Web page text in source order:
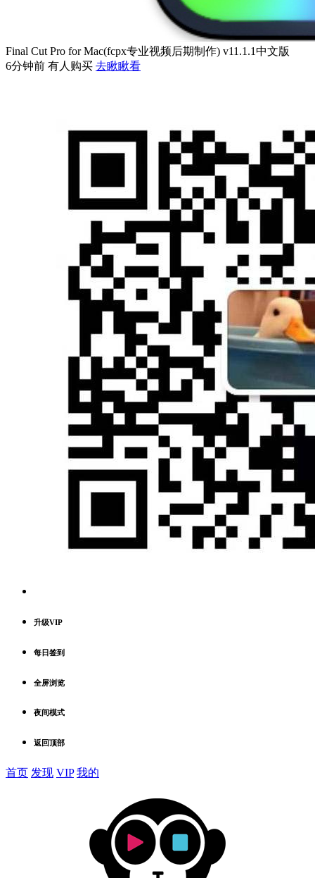
Final Cut Pro for Mac(fcpx专业视频后期制作) v11.1.1中文版
6分钟前 有人购买 去瞅瞅看
升级VIP
每日签到
全屏浏览
夜间模式
返回顶部
首页 发现 VIP 我的